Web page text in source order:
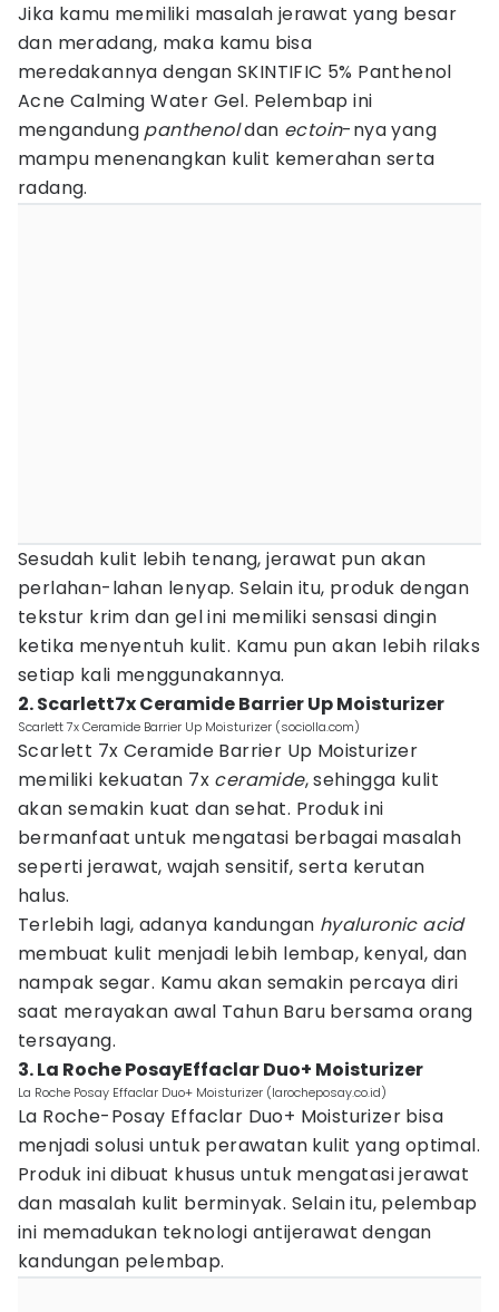
Jika kamu memiliki masalah jerawat yang besar
dan meradang, maka kamu bisa
meredakannya dengan SKINTIFIC 5% Panthenol
Acne Calming Water Gel. Pelembap ini
mengandung panthenoldan ectoin-nya yang
mampu menenangkan kulit kemerahan serta
radang.
Sesudah kulit lebih tenang, jerawat pun akan
perlahan-lahan lenyap. Selain itu, produk dengan
tekstur krim dan gel ini memiliki sensasi dingin
ketika menyentuh kulit. Kamu pun akan lebih rilaks
setiap kali menggunakannya.
2. Scarlett7x Ceramide Barrier Up Moisturizer
Scarlett 7x Ceramide Barrier Up Moisturizer (sociolla.com)
Scarlett 7x Ceramide Barrier Up Moisturizer
memiliki kekuatan 7x ceramide, sehingga kulit
akan semakin kuat dan sehat. Produk ini
bermanfaat untuk mengatasi berbagai masalah
seperti jerawat, wajah sensitif, serta kerutan
halus.
Terlebih lagi, adanya kandungan hyaluronic acid
membuat kulit menjadi lebih lembap, kenyal, dan
nampak segar. Kamu akan semakin percaya diri
saat merayakan awal Tahun Baru bersama orang
tersayang.
3. La Roche PosayEffaclar Duo+ Moisturizer
La Roche Posay Effaclar Duo+ Moisturizer (larocheposay.co.id)
La Roche-Posay Effaclar Duo+ Moisturizer bisa
menjadi solusi untuk perawatan kulit yang optimal.
Produk ini dibuat khusus untuk mengatasi jerawat
dan masalah kulit berminyak. Selain itu, pelembap
ini memadukan teknologi antijerawat dengan
kandungan pelembap.